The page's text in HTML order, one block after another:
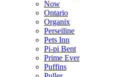
Now
Ontario
Organix
Perseiline
Pets Inn
Pi-pi Bent
Prime Ever
Puffins